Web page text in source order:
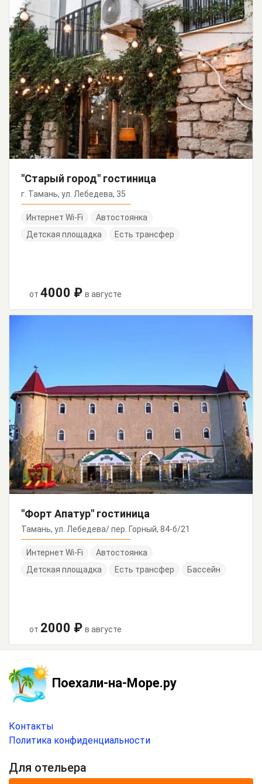
"Старый город" гостиница
г. Тамань, ул. Лебедева, 35
Интернет Wi-Fi
Автостоянка
Детская площадка
Есть трансфер
от 4000 ₽ в августе
"Форт Апатур" гостиница
Тамань, ул. Лебедева/ пер. Горный, 84-б/21
Интернет Wi-Fi
Автостоянка
Детская площадка
Есть трансфер Бассейн
от 2000 ₽ в августе
Поехали-на-Море.ру
Контакты
Политика конфиденциальности
Для отельера